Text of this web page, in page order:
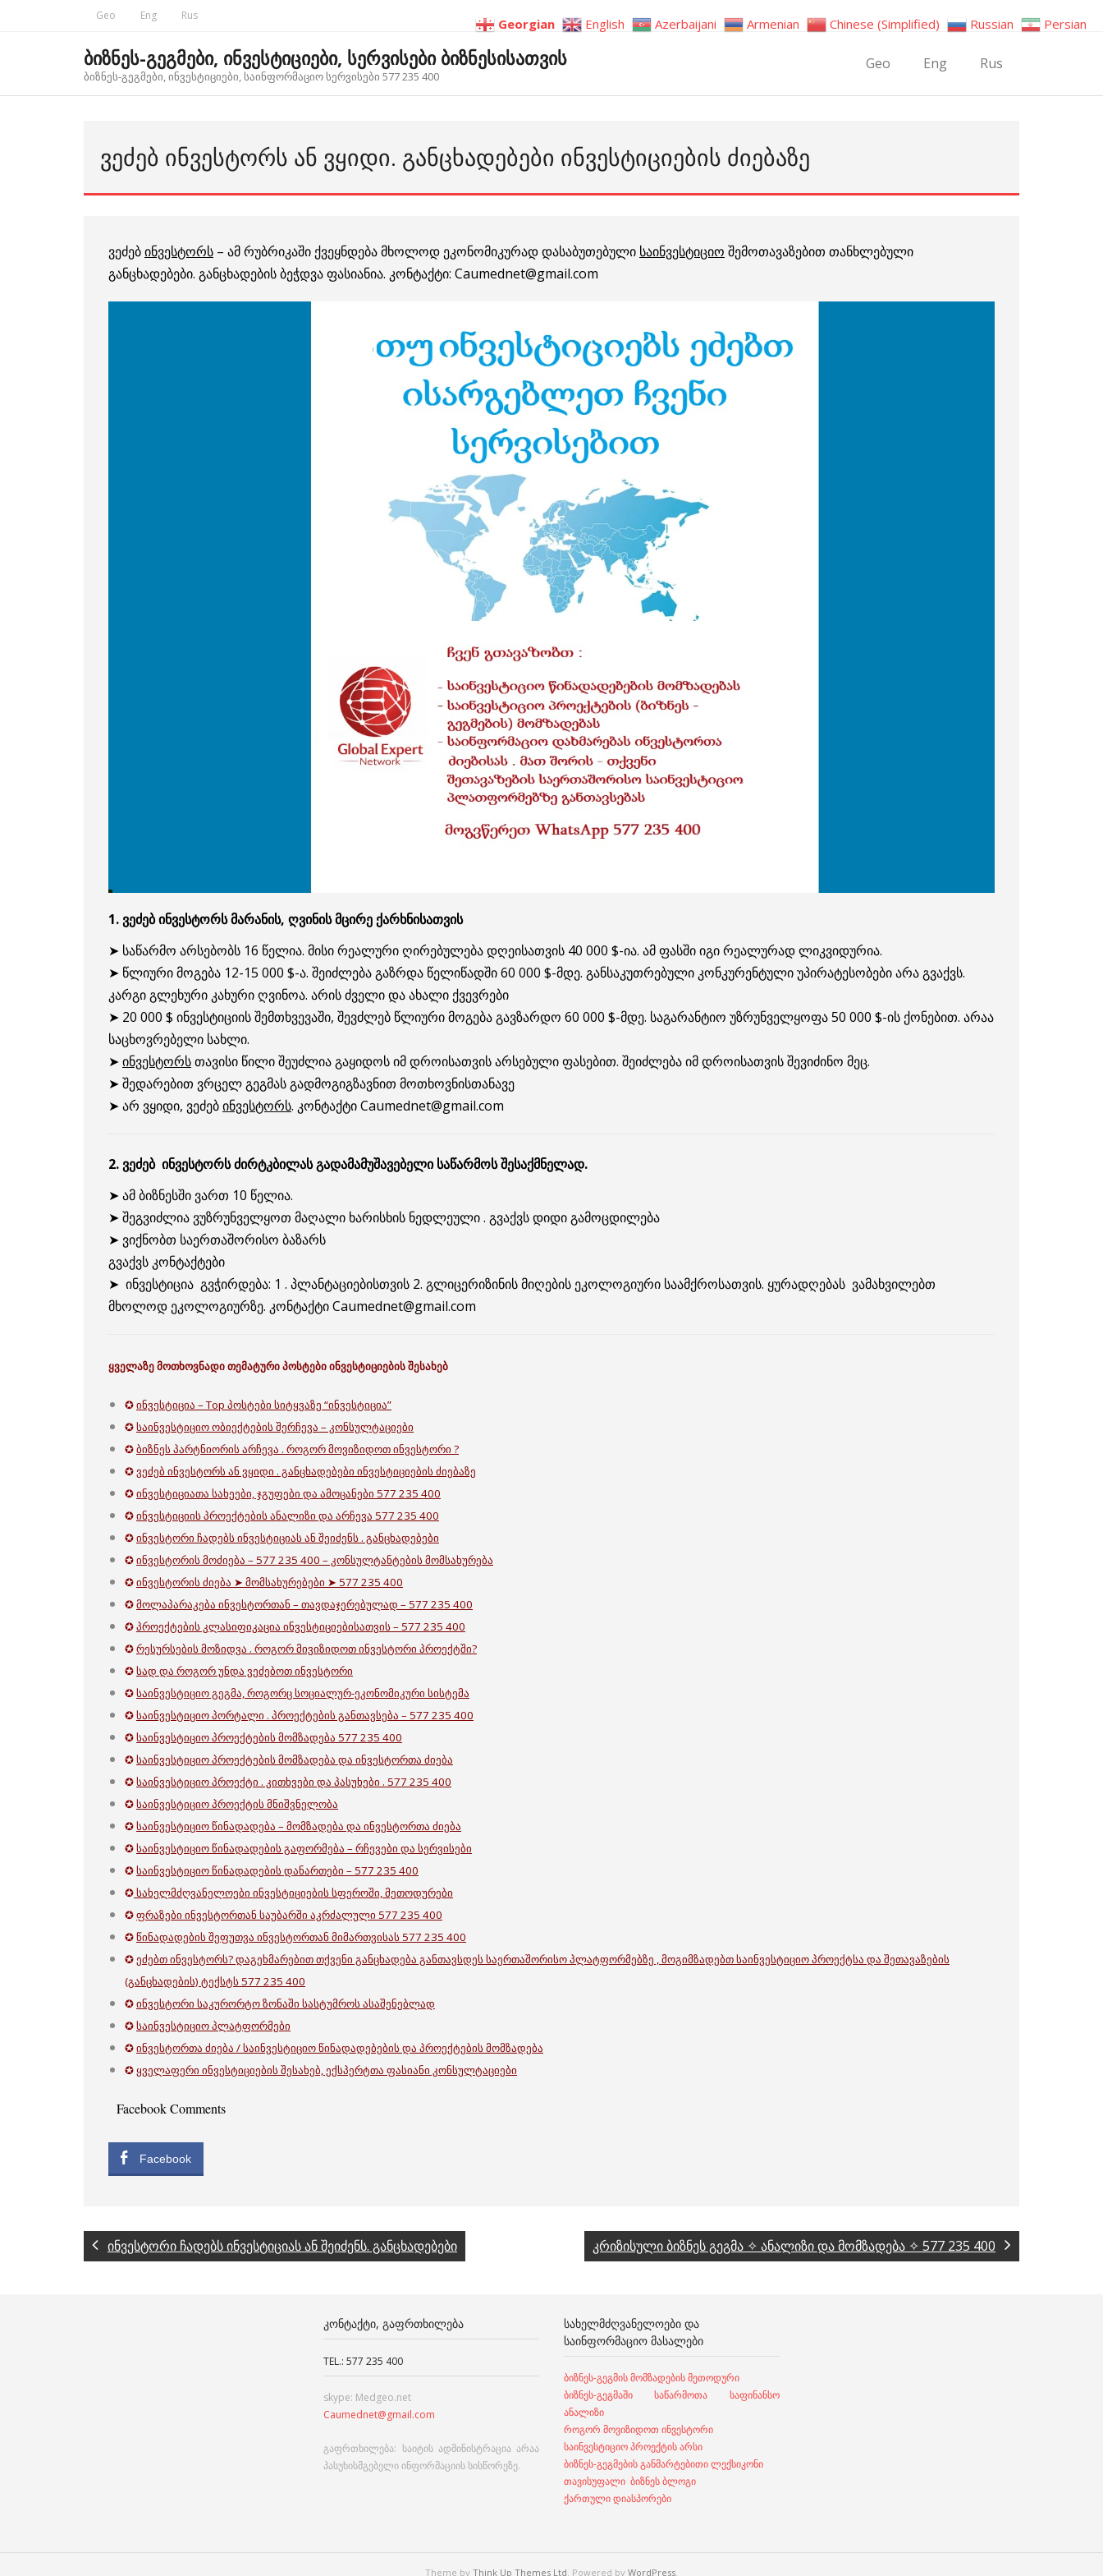
Geo Eng Rus
ბიზნეს-გეგმები, ინვესტიციები, სერვისები ბიზნესისათვის
ბიზნეს-გეგმები, ინვესტიციები, საინფორმაციო სერვისები 577 235 400
Geo Eng Rus
ᲕᲔᲫᲔᲑ ᲘᲜᲕᲔᲡᲢᲝᲠᲡ ᲐᲜ ᲕᲧᲘᲓᲘ. ᲒᲐᲜᲪᲮᲐᲓᲔᲑᲔᲑᲘ ᲘᲜᲕᲔᲡᲢᲘᲪᲘᲔᲑᲘᲡ ᲫᲘᲔᲑᲐᲖᲔ
ვეძებინვესტორს – ამ რუბრიკაში ქვეყნდება მხოლოდ ეკონომიკურად დასაბუთებული საინვესტიციო შემოთავაზებით თანხლებული
განცხადებები. განცხადების ბეჭდვა ფასიანია. კონტაქტი: Caumednet@gmail.com
1. ვეძებ ინვესტორს მარანის, ღვინის მცირე ქარხნისათვის
➤ საწარმო არსებობს 16 წელია. მისი რეალური ღირებულება დღეისათვის 40 000 $-ია. ამ ფასში იგი რეალურად ლიკვიდურია.
➤ წლიური მოგება 12-15 000 $-ა. შეიძლება გაზრდა წელიწადში 60 000 $-მდე. განსაკუთრებული კონკურენტული უპირატესობები არა გვაქვს.
კარგი გლეხური კახური ღვინოა. არის ძველი და ახალი ქვევრები
➤ 20 000 $ ინვესტიციის შემთხვევაში, შევძლებ წლიური მოგება გავზარდო 60 000 $-მდე. საგარანტიო უზრუნველყოფა 50 000 $-ის ქონებით. არაა
საცხოვრებელი სახლი.
➤ინვესტორსთავისი წილი შეუძლია გაყიდოს იმ დროისათვის არსებული ფასებით. შეიძლება იმ დროისათვის შევიძინო მეც.
➤ შედარებით ვრცელ გეგმას გადმოგიგზავნით მოთხოვნისთანავე
➤ არ ვყიდი, ვეძებინვესტორს. კონტაქტი Caumednet@gmail.com
2. ვეძებ ინვესტორს ძირტკბილას გადამამუშავებელი საწარმოს შესაქმნელად.
➤ ამ ბიზნესში ვართ 10 წელია.
➤ შეგვიძლია ვუზრუნველყოთ მაღალი ხარისხის ნედლეული . გვაქვს დიდი გამოცდილება
➤ ვიქნობთ საერთაშორისო ბაზარს
გვაქვს კონტაქტები
➤ ინვესტიცია გვჭირდება: 1 . პლანტაციებისთვის 2. გლიცერიზინის მიღების ეკოლოგიური საამქროსათვის. ყურადღებას ვამახვილებთ
მხოლოდ ეკოლოგიურზე. კონტაქტი Caumednet@gmail.com
ყველაზე მოთხოვნადი თემატური პოსტებიინვესტიციების შესახებ
✪ინვესტიცია – Top პოსტები სიტყვაზე “ინვესტიცია”
✪საინვესტიციო ობიექტების შერჩევა – კონსულტაციები
✪ბიზნეს პარტნიორის არჩევა . როგორ მოვიზიდოთ ინვესტორი ?
✪ ვეძებ ინვესტორს ან ვყიდი . განცხადებები ინვესტიციების ძიებაზე
✪ინვესტიციათა სახეები, ჯგუფები და ამოცანები 577 235 400
✪ინვესტიციის პროექტების ანალიზი და არჩევა 577 235 400
✪ინვესტორი ჩადებს ინვესტიციას ან შეიძენს . განცხადებები
✪ინვესტორის მოძიება – 577 235 400 – კონსულტანტების მომსახურება
✪ინვესტორის ძიება ➤ მომსახურებები ➤ 577 235 400
✪მოლაპარაკება ინვესტორთან – თავდაჯერებულად – 577 235 400
✪პროექტების კლასიფიკაცია ინვესტიციებისათვის – 577 235 400
✪რესურსების მოზიდვა . როგორ მივიზიდოთ ინვესტორი პროექტში?
✪სად და როგორ უნდა ვეძებოთ ინვესტორი
✪საინვესტიციო გეგმა, როგორც სოციალურ-ეკონომიკური სისტემა
✪საინვესტიციო პორტალი . პროექტების განთავსება – 577 235 400
✪საინვესტიციო პროექტების მომზადება 577 235 400
✪საინვესტიციო პროექტების მომზადება და ინვესტორთა ძიება
✪საინვესტიციო პროექტი . კითხვები და პასუხები . 577 235 400
✪საინვესტიციო პროექტის მნიშვნელობა
✪საინვესტიციო წინადადება – მომზადება და ინვესტორთა ძიება
✪საინვესტიციო წინადადების გაფორმება – რჩევები და სერვისები
✪საინვესტიციო წინადადების დანართები – 577 235 400
✪სახელმძღვანელოები ინვესტიციების სფეროში, მეთოდურები
✪ფრაზები ინვესტორთან საუბარში აკრძალული 577 235 400
✪წინადადების შეფუთვა ინვესტორთან მიმართვისას 577 235 400
✪ ეძებთ ინვესტორს? დაგეხმარებით თქვენი განცხადება განთავსდეს საერთაშორისო პლატფორმებზე , მოგიმზადებთ საინვესტიციო პროექტსა და შეთავაზების
(განცხადების) ტექსტს 577 235 400
✪ინვესტორი საკურორტო ზონაში სასტუმროს ასაშენებლად
✪საინვესტიციო პლატფორმები
✪ინვესტორთა ძიება / საინვესტიციო წინადადებების და პროექტების მომზადება
✪ყველაფერი ინვესტიციების შესახებ, ექსპერტთა ფასიანი კონსულტაციები
Facebook Comments
Facebook
ინვესტორი ჩადებს ინვესტიციას ან შეიძენს. განცხადებები კრიზისული ბიზნეს გეგმა ✧ ანალიზი და მომზადება ✧ 577 235 400
ᲙᲝᲜᲢᲐᲥᲢᲘ, ᲒᲐᲤᲠᲗᲮᲘᲚᲔᲑᲐ
TEL.: 577 235 400
skype: Medgeo.net
Caumednet@gmail.com
გაფრთხილება: საიტის ადმინისტრაცია არაა
პასუხისმგებელი ინფორმაციის სისწორეზე.
ᲡᲐᲮᲔᲚᲛᲫᲦᲕᲐᲜᲔᲚᲝᲔᲑᲘ ᲓᲐ
ᲡᲐᲘᲜᲤᲝᲠᲛᲐᲪᲘᲝ ᲛᲐᲡᲐᲚᲔᲑᲘ
ბიზნეს-გეგმის მომზადების მეთოდური
ბიზნეს-გეგმაში საწარმოთა საფინანსო
ანალიზი
როგორ მოვიზიდოთ ინვესტორი
საინვესტიციო პროექტის არსი
ბიზნეს-გეგმების განმარტებითი ლექსიკონი
თავისუფალი ბიზნეს ბლოგი
ქართული დიასპორები
Theme by Think Up Themes Ltd . Powered by WordPress
Georgian English Azerbaijani Armenian Chinese (Simplified) Russian Persian